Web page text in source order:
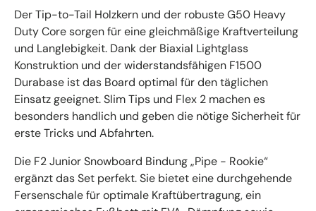
Der Tip-to-Tail Holzkern und der robuste G50 Heavy
Duty Core sorgen für eine gleichmäßige Kraftverteilung
und Langlebigkeit. Dank der Biaxial Lightglass
Konstruktion und der widerstandsfähigen F1500
Durabase ist das Board optimal für den täglichen
Einsatz geeignet. Slim Tips und Flex 2 machen es
besonders handlich und geben die nötige Sicherheit für
erste Tricks und Abfahrten.
Die F2 Junior Snowboard Bindung „Pipe - Rookie“
ergänzt das Set perfekt. Sie bietet eine durchgehende
Fersenschale für optimale Kraftübertragung, ein